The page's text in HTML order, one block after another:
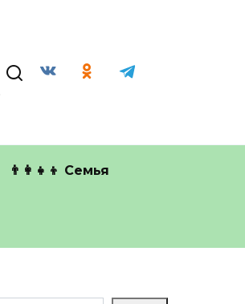
👨‍👩‍👧‍👦 Семья